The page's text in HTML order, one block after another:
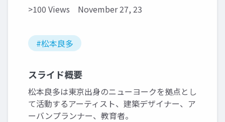
>100 Views November 27, 23
#松本良多
スライド概要
松本良多は東京出身のニューヨークを拠点とし
て活動するアーティスト、建築デザイナー、ア
ーバンプランナー、教育者。